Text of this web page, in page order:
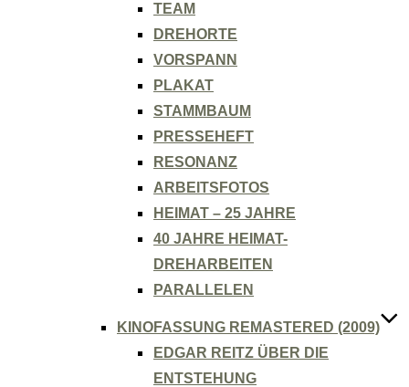
TEAM
DREHORTE
VORSPANN
PLAKAT
STAMMBAUM
PRESSEHEFT
RESONANZ
ARBEITSFOTOS
HEIMAT – 25 JAHRE
40 JAHRE HEIMAT-
DREHARBEITEN
PARALLELEN
KINOFASSUNG REMASTERED (2009)
EDGAR REITZ ÜBER DIE
ENTSTEHUNG